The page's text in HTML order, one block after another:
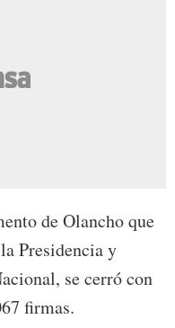
de Olancho que
Presidencia y
se cerró con
firmas.